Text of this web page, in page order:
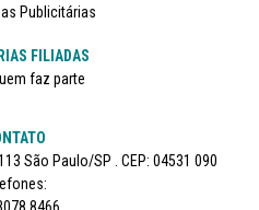
Publicitárias
FILIADAS
faz parte
São Paulo/SP . CEP: 04531 090
8466